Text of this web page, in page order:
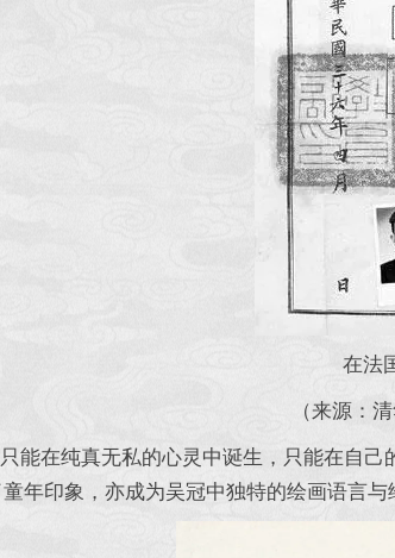
在法
（来源：
能在纯真无私的心灵中诞生，只能在自己
年印象，亦成为吴冠中独特的绘画语言与